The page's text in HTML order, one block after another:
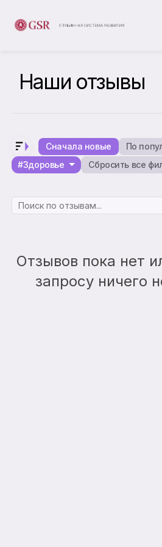
Наши отзывы
Сначала новые
По
#Здоровье
Сбросить все
Отзывов пока нет
запросу ничего